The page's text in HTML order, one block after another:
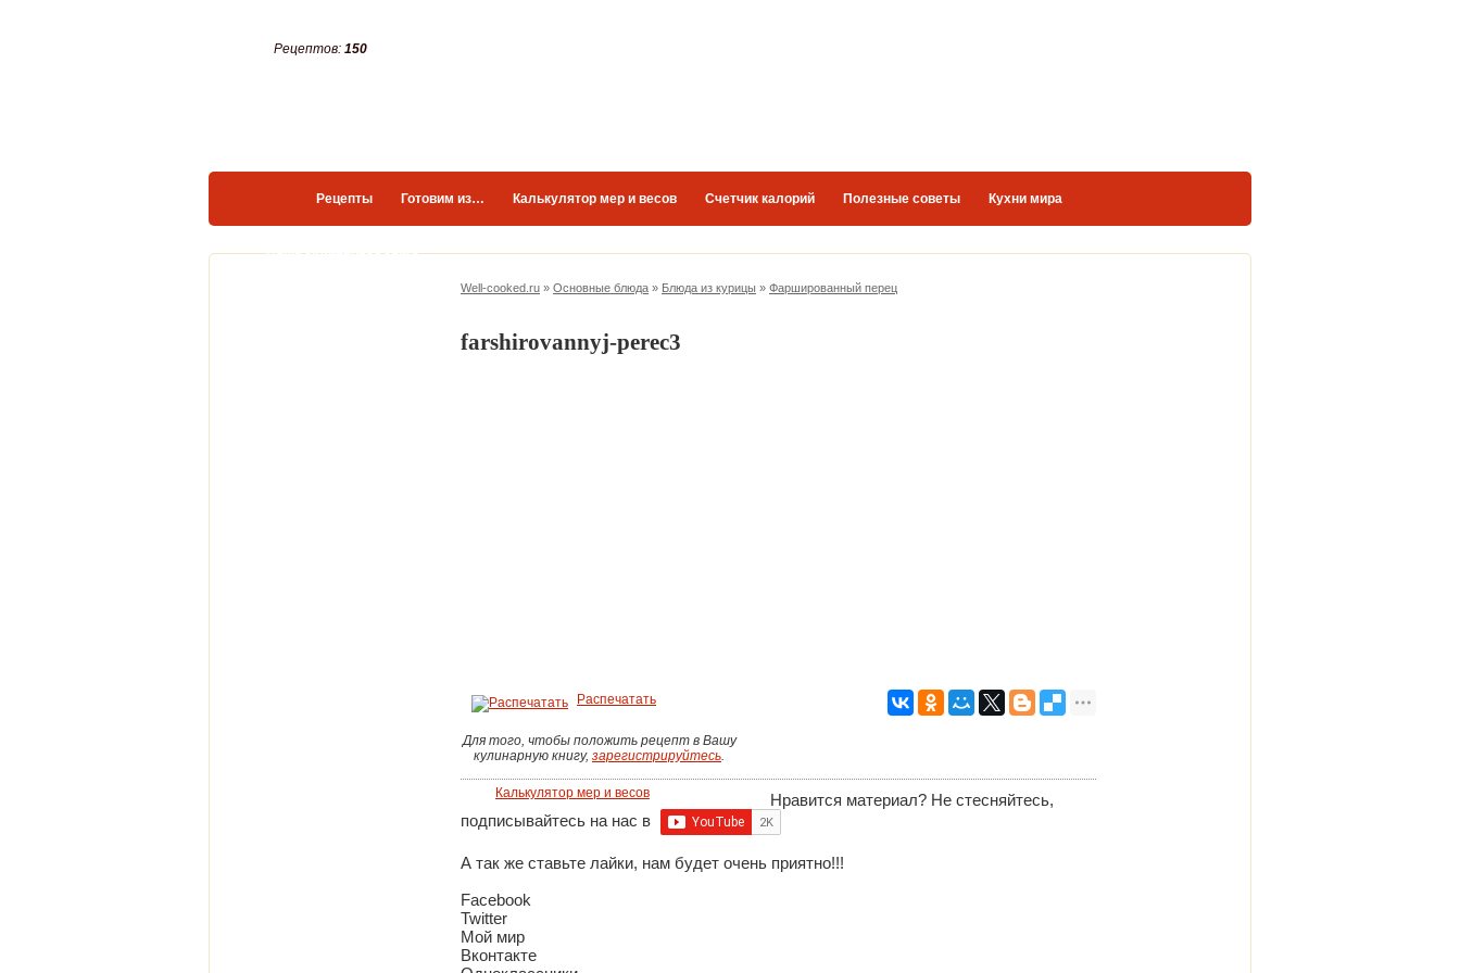
Рецептов: 150
Рецепты Готовим из… Калькулятор мер и весов Счетчик калорий Полезные советы Кухни мира
Ваша кулинарная книга
Well-cooked.ru » Основные блюда » Блюда из курицы » Фаршированный перец
farshirovannyj-perec3
Распечатать
Для того, чтобы положить рецепт в Вашу
кулинарную книгу, зарегистрируйтесь.
Калькулятор мер и весов
Нравится материал? Не стесняйтесь,
подписывайтесь на нас в
А так же ставьте лайки, нам будет очень приятно!!!
Facebook
Twitter
Мой мир
Вконтакте